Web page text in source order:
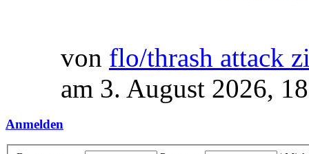
von flo/thrash attack
am 3. August 2026,
Anmelden